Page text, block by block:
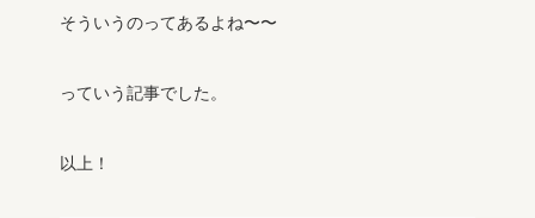
そういうのってあるよね〜〜
っていう記事でした。
以上！